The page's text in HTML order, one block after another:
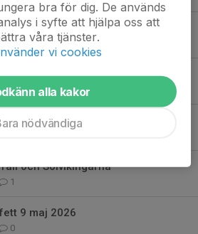
en succé på alla vis
0
du anmäla dig som funktionär
0
och Solvikingarna
1
9 maj 2026
0
bra för dig. De används
i syfte att hjälpa oss att
våra tjänster.
vi cookies
alla kakor
nödvändiga